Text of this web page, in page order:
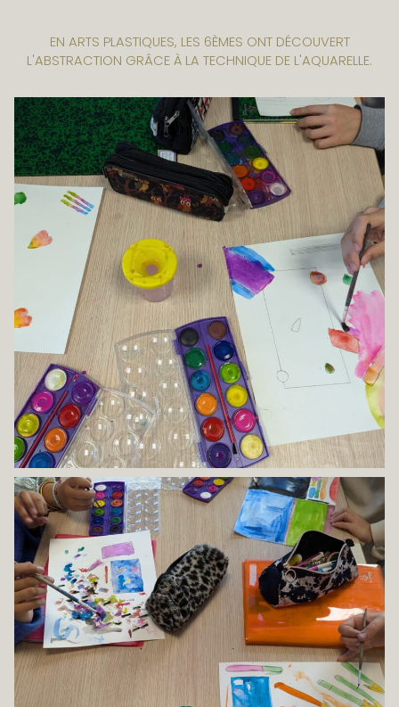
EN ARTS PLASTIQUES, LES 6ÈMES ONT DÉCOUVERT
L'ABSTRACTION GRÂCE À LA TECHNIQUE DE L'AQUARELLE.